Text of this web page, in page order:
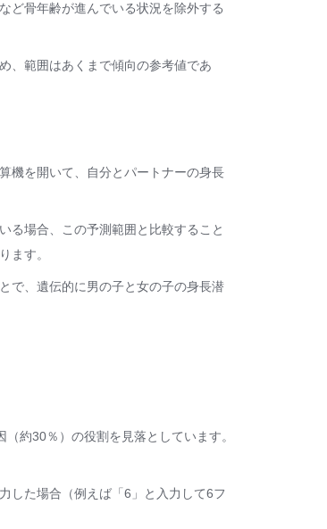
ど骨年齢が進んでいる状況を除外する
、範囲はあくまで傾向の参考値であ
機を開いて、自分とパートナーの身長
る場合、この予測範囲と比較すること
ます。
で、遺伝的に男の子と女の子の身長潜
約30％）の役割を見落としています。
した場合（例えば「6」と入力して6フ